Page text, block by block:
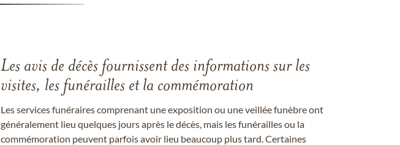
Les avis de décès fournissent des informations sur les
visites, les funérailles et la commémoration
Les services funéraires comprenant une exposition ou une veillée funèbre ont
généralement lieu quelques jours après le décès, mais les funérailles ou la
commémoration peuvent parfois avoir lieu beaucoup plus tard. Certaines